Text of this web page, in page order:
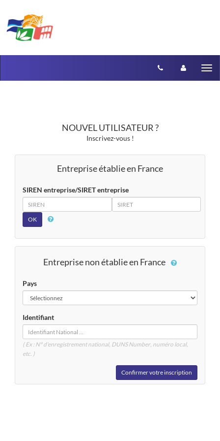
NOUVEL UTILISATEUR ?
Inscrivez-vous !
Entreprise établie en France
SIREN entreprise/SIRET entreprise
SIREN
SIRET
Entreprise non établie en France
Pays
Identifiant
( Ex : N° d'enregistrement national, DUNSNumber, numéro local,
etc. )